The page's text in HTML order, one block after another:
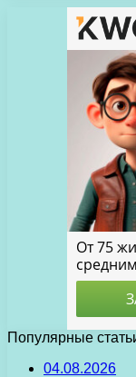
Популярные
04.08.2026